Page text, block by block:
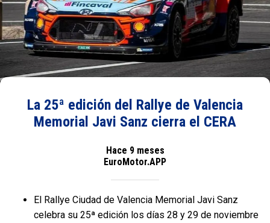
La 25ª edición del Rallye de Valencia
Memorial Javi Sanz cierra el CERA
Hace 9 meses
EuroMotor.APP
El Rallye Ciudad de Valencia Memorial Javi Sanz
celebra su 25ª edición los días 28 y 29 de noviembre